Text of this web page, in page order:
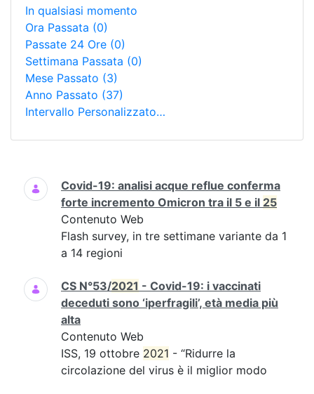
In qualsiasi momento
Ora Passata (0)
Passate 24 Ore (0)
Settimana Passata (0)
Mese Passato (3)
Anno Passato (37)
Intervallo Personalizzato…
Ricerca
Covid-19: analisi acque reflue conferma
forte incremento Omicron tra il 5 e il 25
Contenuto Web
Flash survey, in tre settimane variante da 1
a 14 regioni
CS N°53/2021 - Covid-19: i vaccinati
deceduti sono ‘iperfragili’, età media più
alta
Contenuto Web
ISS, 19 ottobre 2021 - “Ridurre la
circolazione del virus è il miglior modo